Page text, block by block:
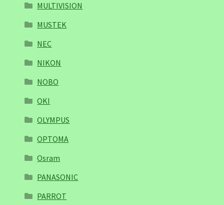
MULTIVISION
MUSTEK
NEC
NIKON
NOBO
OKI
OLYMPUS
OPTOMA
Osram
PANASONIC
PARROT